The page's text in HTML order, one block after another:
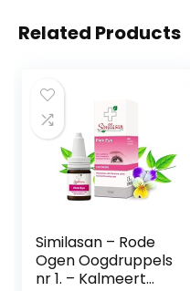
Related Products
Similasan – Rode
Ogen Oogdruppels
nr 1. – Kalmeert